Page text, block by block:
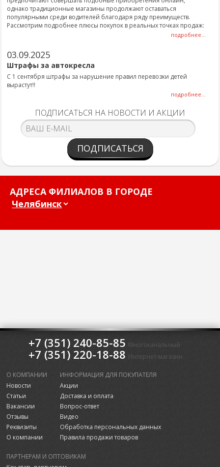
однако традиционные магазины продолжают оставаться
популярными среди водителей благодаря ряду преимуществ.
Рассмотрим подробнее плюсы покупок в реальных точках продаж:
подробнее...
03.09.2025
Штрафы за автокресла
С 1 сентября штрафы за нарушение правил перевозки детей
вырастут!!
подробнее...
ПОДПИСАТЬСЯ НА НОВОСТИ И АКЦИИ
ПОДПИСАТЬСЯ
АДРЕСА ФИЛИАЛОВ В ГОРОДЕ
+7 (351) 240-85-85 Многоканальный
+7 (351) 220-18-88 Интернет-магазин
О КОМПАНИИ
Новости
Статьи
Вакансии
Отзывы
Реквизиты
О компании
ИНФОРМАЦИЯ ДЛЯ ПОКУПАТЕЛЯ
Акции
Доставка и оплата
Вопрос-ответ
Видео
Обработка персональных данных
Правила продажи товаров
ПАРТНЕРАМ И ОПТОВИКАМ